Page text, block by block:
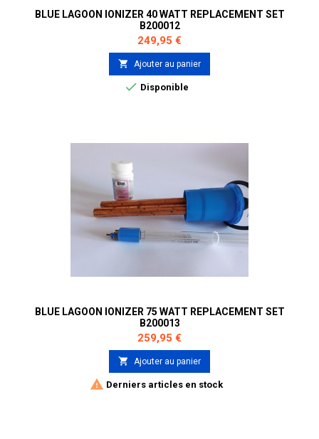
BLUE LAGOON IONIZER 40 WATT REPLACEMENT SET
B200012
Prix
249,95 €
 Ajouter au panier
 Disponible
BLUE LAGOON IONIZER 75 WATT REPLACEMENT SET
B200013
Prix
259,95 €
 Ajouter au panier
 Derniers articles en stock